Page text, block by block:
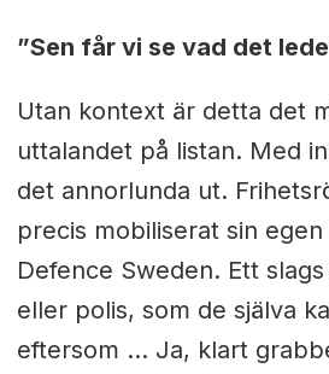
”Sen får vi se vad det
Utan kontext är detta det
uttalandet på listan. Med
det annorlunda ut.
precis mobiliserat sin
Defence Sweden. Ett
eller polis, som de själva
eftersom … Ja, klart